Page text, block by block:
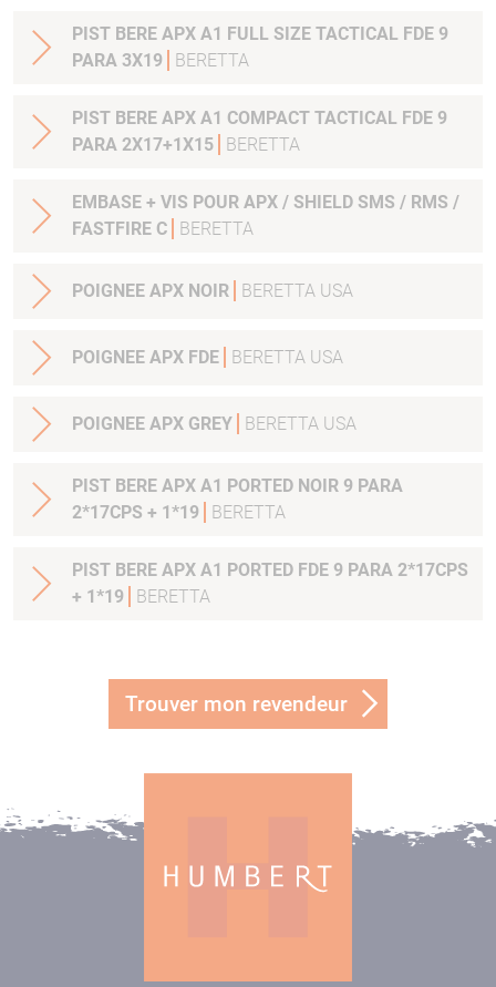
PIST BERE APX A1 FULL SIZE TACTICAL FDE 9
PARA 3X19
BERETTA
PIST BERE APX A1 COMPACT TACTICAL FDE 9
PARA 2X17+1X15
BERETTA
EMBASE + VIS POUR APX / SHIELD SMS / RMS /
FASTFIRE C
BERETTA
POIGNEE APX NOIR BERETTA USA
POIGNEE APX FDE BERETTA USA
POIGNEE APX GREY BERETTA USA
PIST BERE APX A1 PORTED NOIR 9 PARA
2*17CPS + 1*19
BERETTA
PIST BERE APX A1 PORTED FDE 9 PARA 2*17CPS
+ 1*19
BERETTA
Trouver mon revendeur